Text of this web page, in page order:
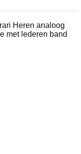
Heren analoog
met lederen band